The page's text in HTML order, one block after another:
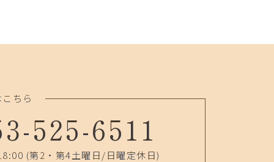
ちら
525-6511
(第2・第4土曜日/日曜定休日)